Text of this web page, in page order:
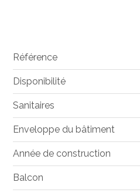
Référence
Disponibilité
Sanitaires
Enveloppe du bâtiment
Année de construction
Balcon